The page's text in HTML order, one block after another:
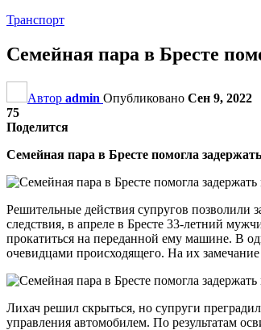
Транспорт
Семейная пара в Бресте
Автор admin Опубликовано Сен 9, 2022
75
Поделится
Семейная пара в Бресте помогла
Решительные действия супругов позволили
следствия, в апреле в Бресте 33-летний
прокатиться на переданной ему машине. В
очевидцами происходящего. На их
Лихач решил скрыться, но супруги
управления автомобилем. По результатам